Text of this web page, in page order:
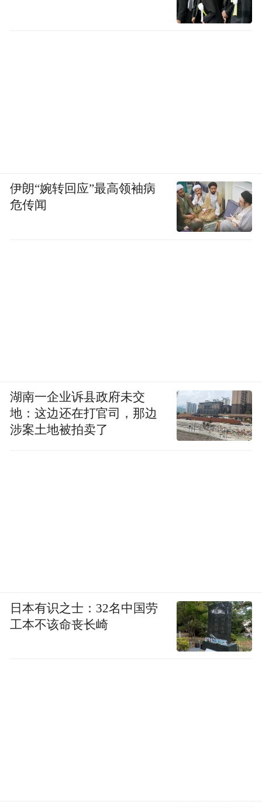
伊朗“婉转回应”最高领袖病
危传闻
湖南一企业诉县政府未交
地：这边还在打官司，那边
涉案土地被拍卖了
日本有识之士：32名中国劳
工本不该命丧长崎